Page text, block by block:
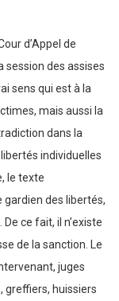
d’Appel de
session des assises
sens qui est à la
mais aussi la
dans la
individuelles
le texte
des libertés,
ce fait, il n’existe
de la sanction. Le
juges
greffiers, huissiers